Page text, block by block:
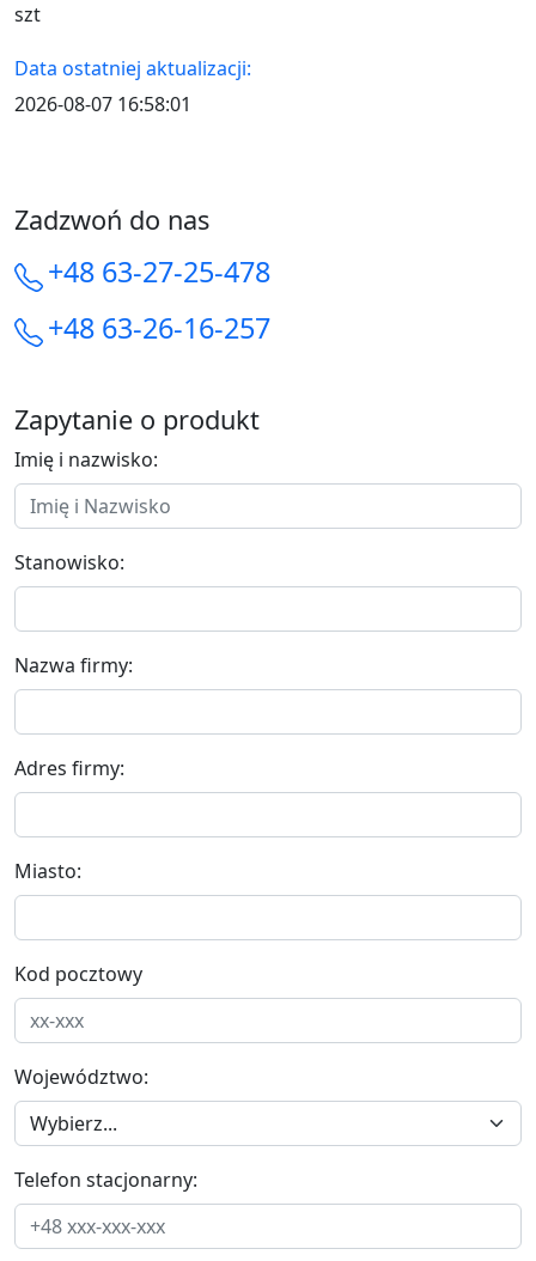
szt
Data ostatniej aktualizacji:
2026-08-07 16:58:01
Zadzwoń do nas
+48 63-27-25-478
+48 63-26-16-257
Zapytanie o produkt
Imię i nazwisko:
Stanowisko:
Nazwa firmy:
Adres firmy:
Miasto:
Kod pocztowy
Województwo:
Telefon stacjonarny: